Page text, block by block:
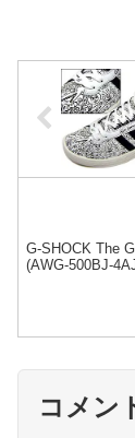
G-SHOCK The
(AWG-500BJ-
コメン